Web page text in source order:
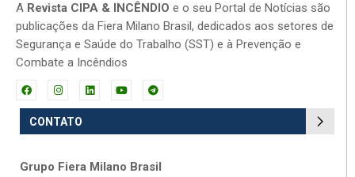
A Revista CIPA & INCÊNDIO e o seu Portal de Notícias são
publicações da Fiera Milano Brasil, dedicados aos setores de
Segurança e Saúde do Trabalho (SST) e à Prevenção e
Combate a Incêndios
CONTATO
Grupo Fiera Milano Brasil